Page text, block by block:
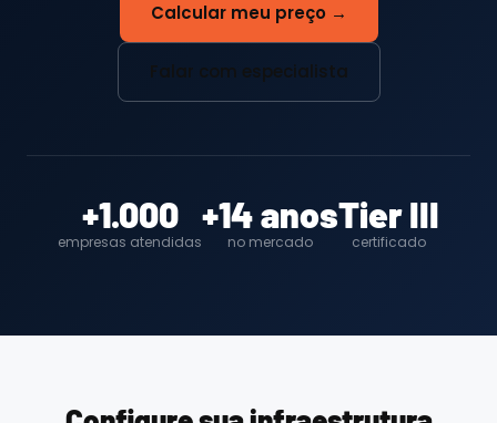
Calcular meu preço →
Falar com especialista
+1.000
empresas atendidas
+14 anos
no mercado
Tier III
certificado